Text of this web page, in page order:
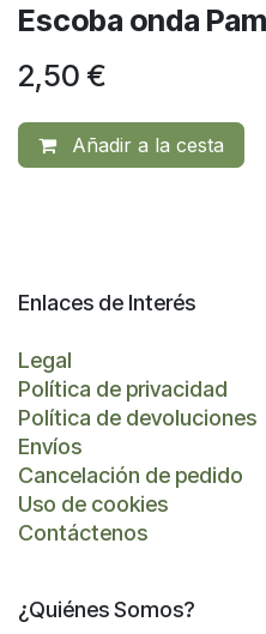
Escoba onda
2,50 €
Añadir a la cesta
Enlaces de Interés
Legal
Política de privacidad
Política de devoluciones
Envíos
Cancelación de pedido
Uso de cookies
Contáctenos
¿Quiénes Somos?